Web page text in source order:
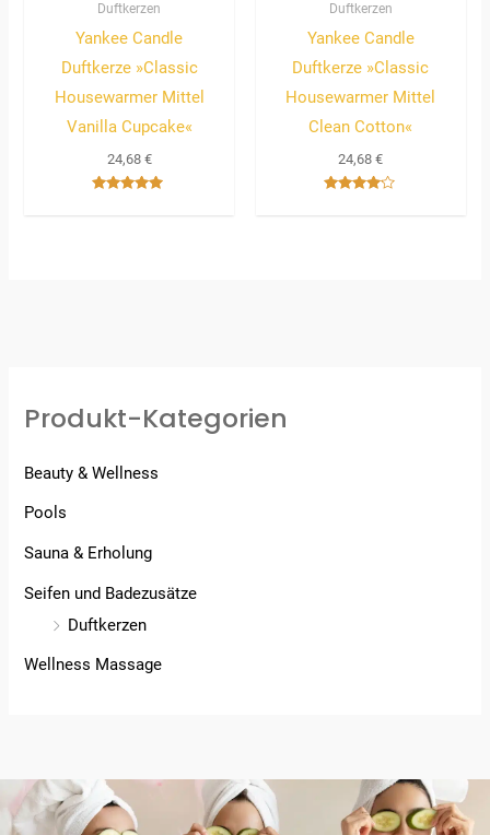
Duftkerzen
Yankee Candle
Duftkerze »Classic
Housewarmer Mittel
Vanilla Cupcake«
24,68 €
Duftkerzen
Yankee Candle
Duftkerze »Classic
Housewarmer Mittel
Clean Cotton«
24,68€
Produkt-Kategorien
Beauty & Wellness
Pools
Sauna & Erholung
Seifen und Badezusätze
Duftkerzen
Wellness Massage